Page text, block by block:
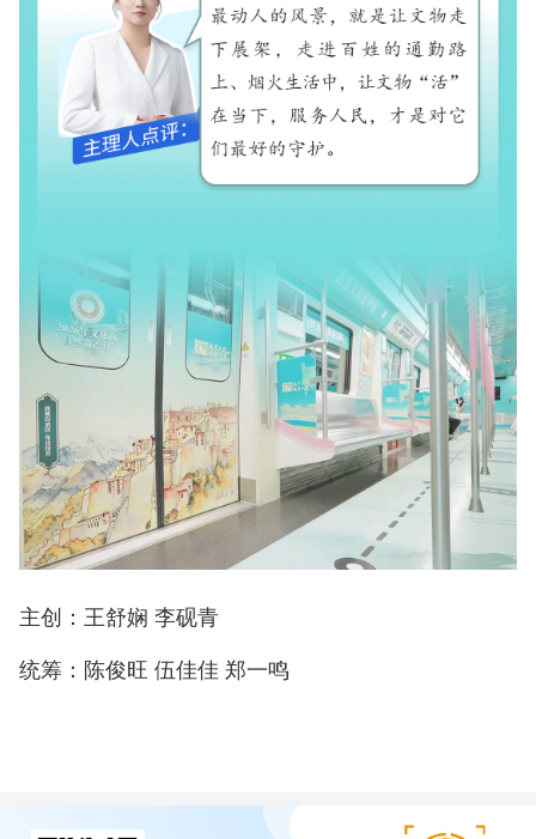
主创：王舒娴 李砚青
统筹：陈俊旺 伍佳佳 郑一鸣